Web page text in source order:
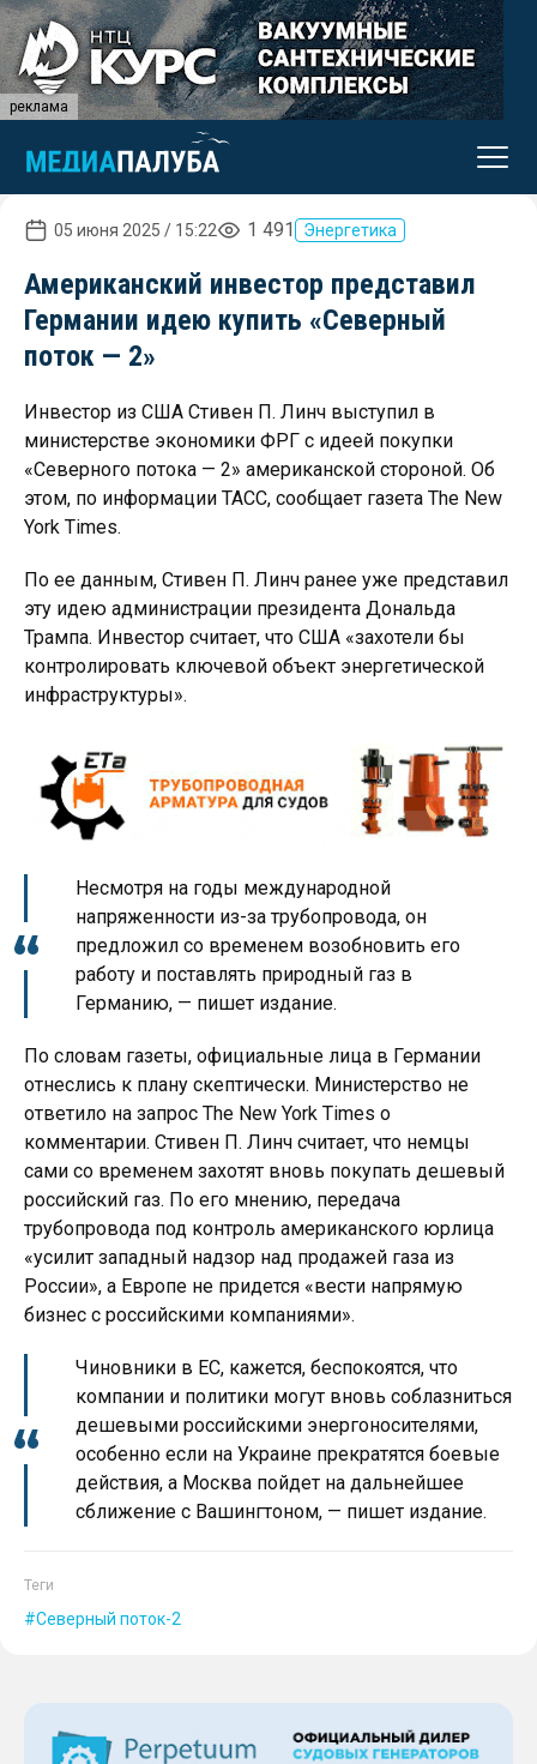
реклама
05 июня 2025 / 15:22 1 491 Энергетика
Американский инвестор представил
Германии идею купить «Северный
поток — 2»
Инвестор из США Стивен П. Линч выступил в
министерстве экономики ФРГ с идеей покупки
«Северного потока — 2» американской стороной. Об
этом, по информации ТАСС, сообщает газета The New
York Times.
По ее данным, Стивен П. Линч ранее уже представил
эту идею администрации президента Дональда
Трампа. Инвестор считает, что США «захотели бы
контролировать ключевой объект энергетической
инфраструктуры».
Несмотря на годы международной
напряженности из-за трубопровода, он
предложил со временем возобновить его
работу и поставлять природный газ в
Германию, — пишет издание.
По словам газеты, официальные лица в Германии
отнеслись к плану скептически. Министерство не
ответило на запрос The New York Times о
комментарии. Стивен П. Линч считает, что немцы
сами со временем захотят вновь покупать дешевый
российский газ. По его мнению, передача
трубопровода под контроль американского юрлица
«усилит западный надзор над продажей газа из
России», а Европе не придется «вести напрямую
бизнес с российскими компаниями».
Чиновники в ЕС, кажется, беспокоятся, что
компании и политики могут вновь соблазниться
дешевыми российскими энергоносителями,
особенно если на Украине прекратятся боевые
действия, а Москва пойдет на дальнейшее
сближение с Вашингтоном, — пишет издание.
Теги
Северный поток-2